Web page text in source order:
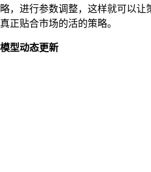
略，进行参数调整，这样就可以让
真正贴合市场的活的策略。
模型动态更新